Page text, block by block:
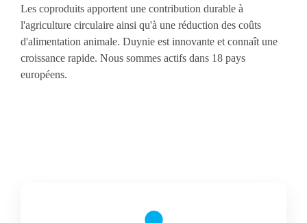
Les coproduits apportent une contribution durable à
l'agriculture circulaire ainsi qu'à une réduction des coûts
d'alimentation animale. Duynie est innovante et connaît une
croissance rapide. Nous sommes actifs dans 18 pays
européens.